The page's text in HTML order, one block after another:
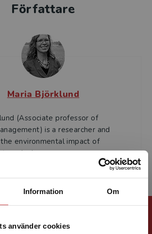
Information Om
använder cookies
Författare
Maria Björklund
(Associate professor of
is a researcher and
environmental impact of
design a...